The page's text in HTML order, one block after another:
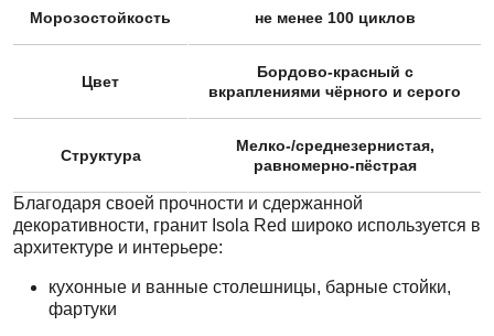
Морозостойкость не менее 100 циклов
Цвет
Бордово-красный с
вкраплениями чёрного и серого
Структура
Мелко-/среднезернистая,
равномерно-пёстрая
Благодаря своей прочности и сдержанной
декоративности, гранит Isola Red широко используется в
архитектуре и интерьере:
кухонные и ванные столешницы, барные стойки,
фартуки